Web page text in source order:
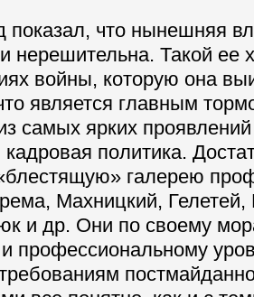
что нынешняя
нерешительна. Такой ее
войны, которую она
является главным
самых ярких
политика.
галерею
Махницкий,
и др. Они по своему
профессиональному